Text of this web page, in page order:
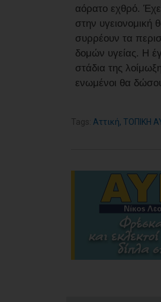
αόρατο εχθρό.
στην
συρρέουν τα
δομών υγείας. Η
στάδια της
ενωμένοι θα
Tags: Αττική, ΤΟΠΙΚΗ